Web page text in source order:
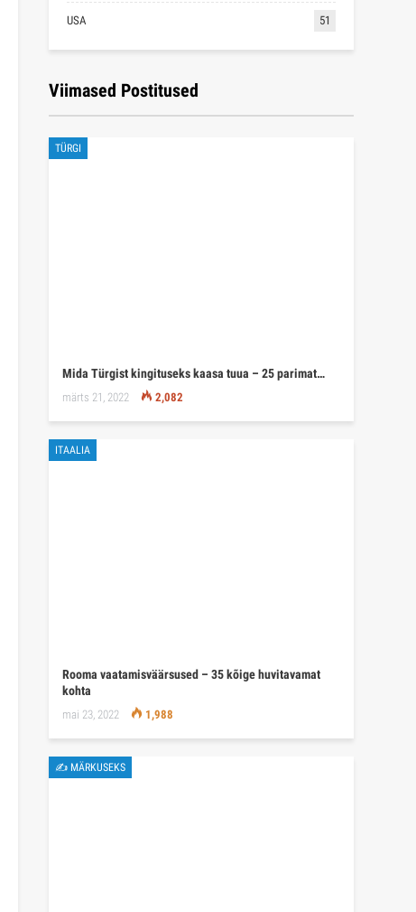
USA 51
Viimased Postitused
TÜRGI
Mida Türgist kingituseks kaasa tuua – 25 parimat…
märts 21, 2022 2,082
ITAALIA
Rooma vaatamisväärsused – 35 kõige huvitavamat
kohta
mai 23, 2022 1,988
✍ MÄRKUSEKS